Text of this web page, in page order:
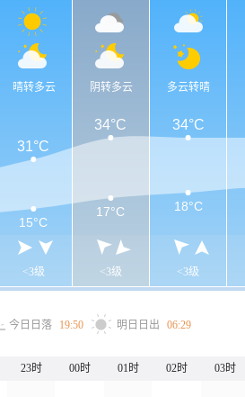
晴转多云
<3级
阴转多云
<3级
多云转晴
<3级
31°C
34°C 34°C
15°C
17°C 18°C
今日日落 19:50 明日日出 06:29
23时 00时 01时 02时 03时